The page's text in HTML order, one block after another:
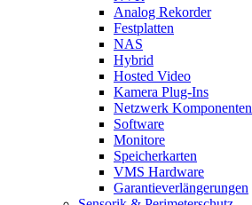
Analog Rekorder
Festplatten
NAS
Hybrid
Hosted Video
Kamera Plug-Ins
Netzwerk Komponenten
Software
Monitore
Speicherkarten
VMS Hardware
Garantieverlängerungen